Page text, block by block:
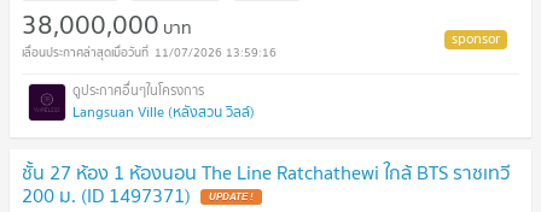
38,000,000 บาท
11/07/2026 13:59:16
Langsuan Ville (หลังสวน วิลล์)
ชั้น 27 ห้อง 1 ห้องนอน The Line Ratchathewi ใกล้ BTS ราชเทวี
200 ม. (ID 1497371)